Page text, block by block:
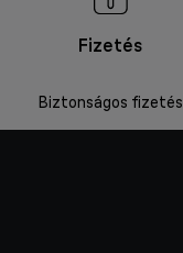
Fizetés
Biztonságos fizetés